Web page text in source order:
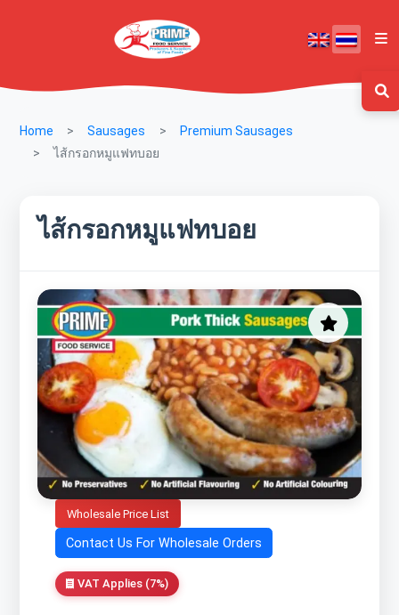
Home Sausages
Premium Sausages
ไส้กรอกหมูแฟทบอย
ไส้กรอกหมูแฟทบอย
Wholesale Price List
Contact Us For Wholesale Orders
VAT Applies (7%)